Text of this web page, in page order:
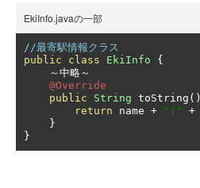
EkiInfo.javaの一部
//最寄駅情報クラス
public
class EkiInfo
{
～中略～
@Override
public
String toString ()
return name + "(" +
}
}